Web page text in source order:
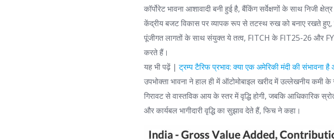
कॉर्पोरेट भावना आशावादी बनी हुई है, बैंकिंग सर्वेक्षणों के साथ निजी
केंद्रीय बजट विकास पर व्यापक रूप से तटस्थ रुख को बनाए रखते हुए,
पूंजीगत लागतों के साथ संयुक्त ये तत्व, FITCH के FIT25-26 और
करते हैं।
यह भी पढ़ें |ट्रम्प टैरिफ प्रभाव: क्या एक अमेरिकी मंदी की
उपभोक्ता भावना ने हाल ही में ऑटोमोबाइल खरीद में उल्लेखनीय कमी
गिरावट से वास्तविक आय के स्तर में वृद्धि होगी, जबकि आधिकारिक
और कार्यबल भागीदारी वृद्धि का सुझाव देते हैं, फिच ने कहा।